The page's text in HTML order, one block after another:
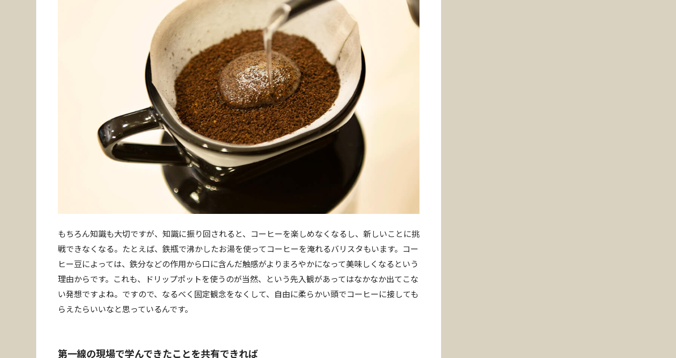
もちろん知識も大切ですが、知識に振り回されると、コーヒーを楽しめなくなるし、新しいことに挑
戦できなくなる。たとえば、鉄瓶で沸かしたお湯を使ってコーヒーを淹れるバリスタもいます。コー
ヒー豆によっては、鉄分などの作用から口に含んだ触感がよりまろやかになって美味しくなるという
理由からです。これも、ドリップポットを使うのが当然、という先入観があってはなかなか出てこな
い発想ですよね。ですので、なるべく固定観念をなくして、自由に柔らかい頭でコーヒーに接しても
らえたらいいなと思っているんです。
第一線の現場で学んできたことを共有できれば